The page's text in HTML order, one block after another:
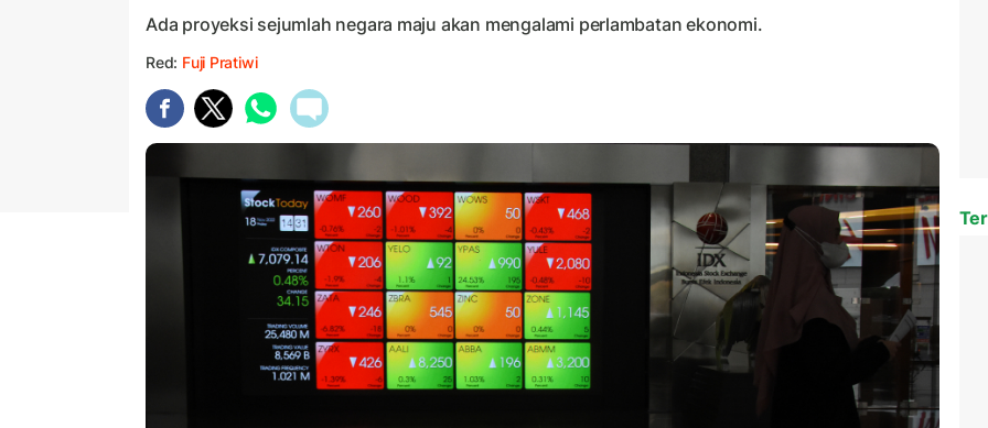
Ada proyeksi sejumlah negara maju akan mengalami perlambatan ekonomi.
Red: Fuji Pratiwi